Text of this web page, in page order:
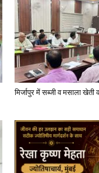
मिर्जापुर में सब्जी व मसाला खेती